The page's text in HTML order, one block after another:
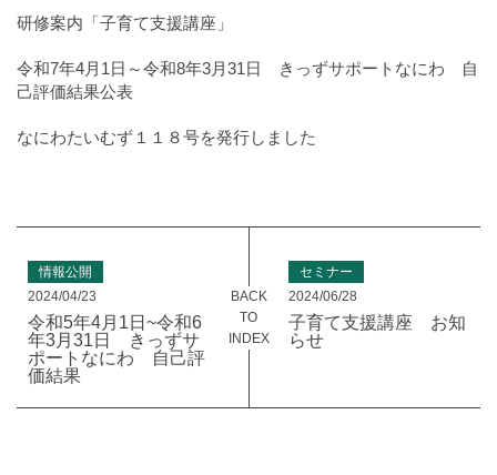
研修案内「子育て支援講座」
令和7年4月1日～令和8年3月31日 きっずサポートなにわ 自
己評価結果公表
なにわたいむず１１８号を発行しました
情報公開
2024/04/23
令和5年4月1日~令和6
年3月31日 きっずサ
ポートなにわ 自己評
価結果
BACK
TO
INDEX
セミナー
2024/06/28
子育て支援講座 お知
らせ